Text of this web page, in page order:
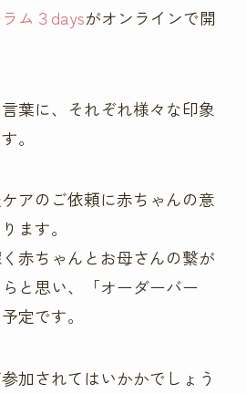
ム３daysがオンラインで開
葉に、それぞれ様々な印象
。
アのご依頼に赤ちゃんの意
ます。
赤ちゃんとお母さんの繋が
と思い、「オーダーバー
定です。
加されてはいかかでしょう